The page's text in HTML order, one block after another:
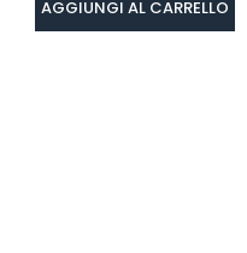
AGGIUNGI AL CARRELLO